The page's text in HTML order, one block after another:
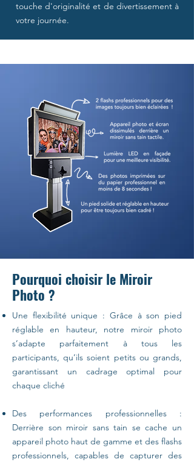
touche d'originalité et de divertissement à
votre journée.
Pourquoi choisir le Miroir
Photo ?
Une flexibilité unique : Grâce à son pied
réglable en hauteur, notre miroir photo
s’adapte parfaitement à tous les
participants, qu’ils soient petits ou grands,
garantissant un cadrage optimal pour
chaque cliché
Des performances professionnelles :
Derrière son miroir sans tain se cache un
appareil photo haut de gamme et des flashs
professionnels, capables de capturer des